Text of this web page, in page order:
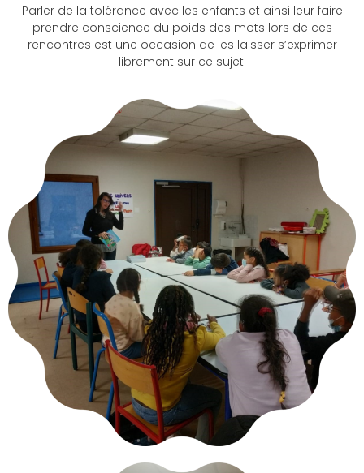
Parler de la tolérance avec les enfants et ainsi leur faire
prendre conscience du poids des mots lors de ces
rencontres est une occasion de les laisser s’exprimer
librement sur ce sujet!